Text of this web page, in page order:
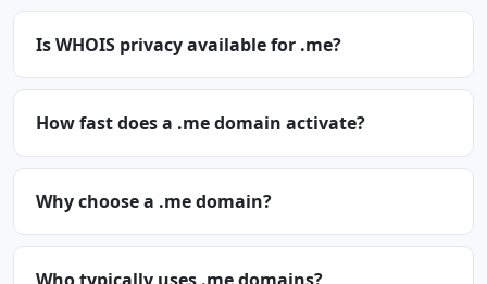
Is WHOIS privacy available for .me?
How fast does a .me domain activate?
Why choose a .me domain?